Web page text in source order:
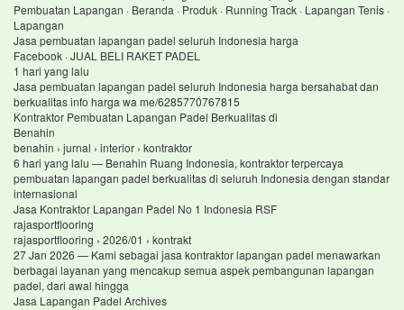
Pembuatan Lapangan · Beranda · Produk · Running Track · Lapangan Tenis ·
Lapangan
Jasa pembuatan lapangan padel seluruh Indonesia harga
Facebook · JUAL BELI RAKET PADEL
1 hari yang lalu
Jasa pembuatan lapangan padel seluruh Indonesia harga bersahabat dan
berkualitas info harga wa me/6285770767815
Kontraktor Pembuatan Lapangan Padel Berkualitas di
Benahin
benahin › jurnal › interior › kontraktor
6 hari yang lalu — Benahin Ruang Indonesia, kontraktor terpercaya
pembuatan lapangan padel berkualitas di seluruh Indonesia dengan standar
internasional
Jasa Kontraktor Lapangan Padel No 1 Indonesia RSF
rajasportflooring
rajasportflooring › 2026/01 › kontrakt
27 Jan 2026 — Kami sebagai jasa kontraktor lapangan padel menawarkan
berbagai layanan yang mencakup semua aspek pembangunan lapangan
padel, dari awal hingga
Jasa Lapangan Padel Archives